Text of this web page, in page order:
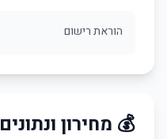
הוראת רישום
💰 מחירון ונתונים